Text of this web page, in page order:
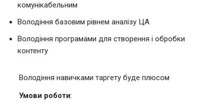
комунікабельним
Володіння базовим рівнем аналізу ЦА
Володіння програмами для створення і обробки
контенту
Володіння навичками таргету буде плюсом
Умови роботи: